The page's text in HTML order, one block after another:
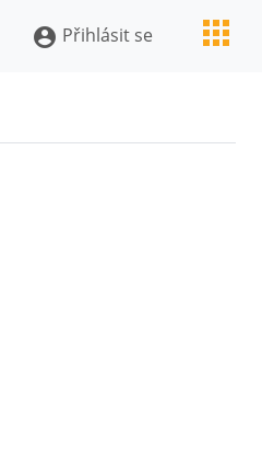
account_circle Přihlásit se